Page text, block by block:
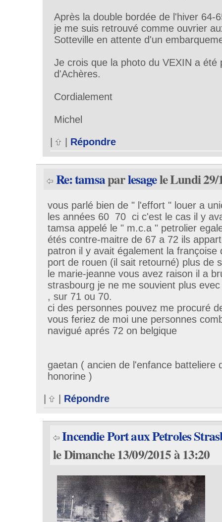
Après la double bordée de l'hiver 64-
je me suis retrouvé comme ouvrier
Sotteville en attente d'un
Je crois que la photo du VEXIN a été
d'Achères.
Cordialement
Michel
| | Répondre
Re: tamsaparlesagele Lundi 29/
vous parlé bien de " l'effort " louer a
les années 60 70 ci c'est le cas il y
tamsa appelé le " m.c.a " petrolier
étés contre-maitre de 67 a 72 ils
patron il y avait également la françoise
port de rouen (il sait retourné) plus de
le marie-jeanne vous avez raison il a
strasbourg je ne me souvient plus
, sur 71 ou 70.
ci des personnes pouvez me procuré
vous feriez de moi une personnes
navigué aprés 72 on belgique
gaetan ( ancien de l'enfance batteliere
honorine )
| Répondre
Incendie Port aux Petroles
le Dimanche 13/09/2015 à 13:20